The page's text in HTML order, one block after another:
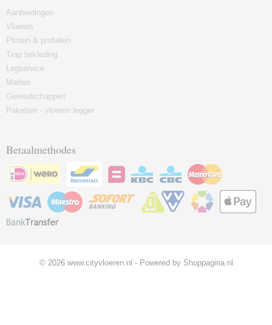
Aanbiedingen
Vloeren
Plinten & profielen
Trap bekleding
Legservice
Matten
Gereedschappen
Paketten - vloeren legger
Betaalmethodes
© 2026 www.cityvloeren.nl - Powered by Shoppagina.nl